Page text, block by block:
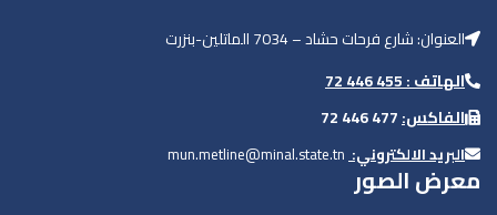
العنوان: شارع فرحات حشاد – 7034 الماتلين-بنزرت
الهاتف : 455 446 72
الفاكس:
البريد الالكتروني:mun.metline@minal.state.tn
معرض الصور